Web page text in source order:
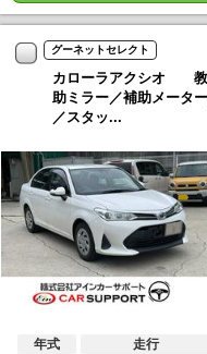
グーネットセレクト
カローラアクシオ 教
助ミラー／補助メータ
／スタッ...
年式
走行